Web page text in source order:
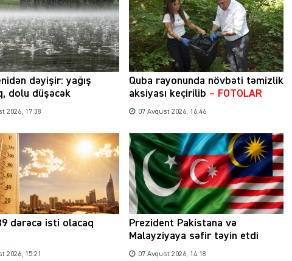
dəyişir: yağış
dolu düşəcək
2026, 17:38
Quba rayonunda növbəti təmizlik
aksiyası keçirilib – FOTOLAR
07 Avqust 2026, 16:46
dərəcə isti olacaq
2026, 15:21
Prezident Pakistana və
Malayziyaya səfir təyin etdi
07 Avqust 2026, 14:18